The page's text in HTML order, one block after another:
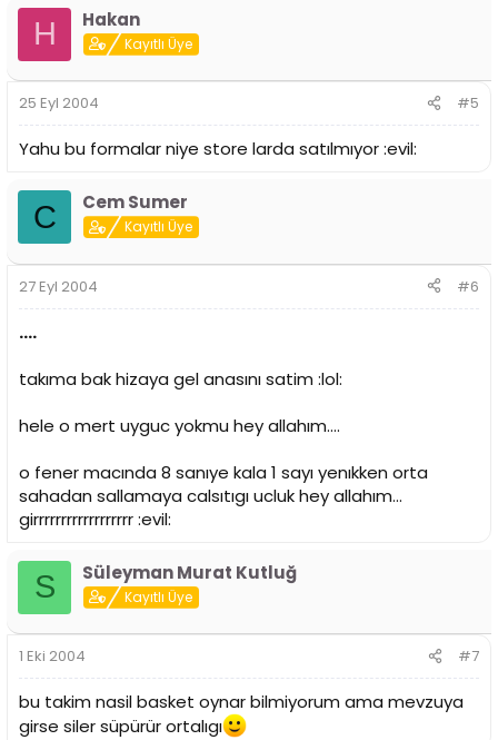
H Hakan
Kayıtlı Üye
25 Eyl 2004 #5
Yahu bu formalar niye store larda satılmıyor :evil:
C Cem Sumer
Kayıtlı Üye
27 Eyl 2004 #6
....
takıma bak hizaya gel anasını satim :lol:
hele o mert uyguc yokmu hey allahım....
o fener macında 8 sanıye kala 1 sayı yenıkken orta
sahadan sallamaya calsıtıgı ucluk hey allahım...
girrrrrrrrrrrrrrrrrr :evil:
S Süleyman Murat Kutluğ
Kayıtlı Üye
1 Eki 2004 #7
bu takim nasil basket oynar bilmiyorum ama mevzuya
girse siler süpürür ortalıgı